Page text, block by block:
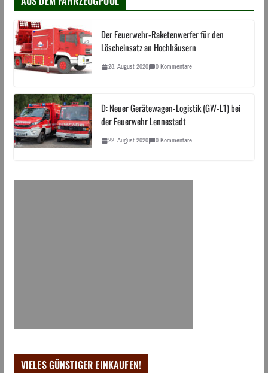
Der Feuerwehr-Raketenwerfer für den
Löscheinsatz an Hochhäusern
28. August 2020 0 Kommentare
D: Neuer Gerätewagen-Logistik (GW-L1) bei
der Feuerwehr Lennestadt
22. August 2020 0 Kommentare
VIELES GÜNSTIGER EINKAUFEN!